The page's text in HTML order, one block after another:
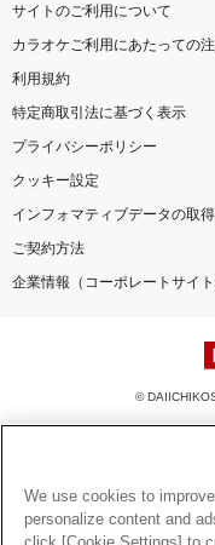
サイトのご利用について
カラオケご利用にあたっての
利用規約
特定商取引法に基づく表示
プライバシーポリシー
クッキー設定
インフォマティブデータの取
ご契約方法
企業情報（コーポレートサイト
©
このサイトに掲載されている一
を問わず、著作権法の定める範
とを禁じます。
楽曲及びコンテンツは、機種に
We use cookies to
personalize content and